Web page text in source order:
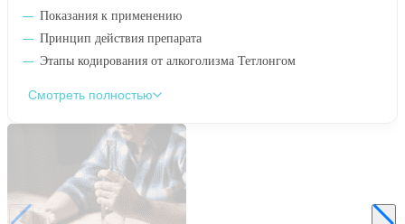
Показания к применению
Принцип действия препарата
Этапы кодирования от алкоголизма Тетлонгом
Смотреть полностью